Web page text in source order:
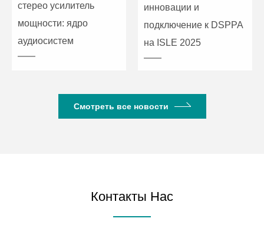
стерео усилитель
мощности: ядро
аудиосистем
инновации и
подключение к DSPPA
на ISLE 2025
Смотреть все новости
Контакты Нас